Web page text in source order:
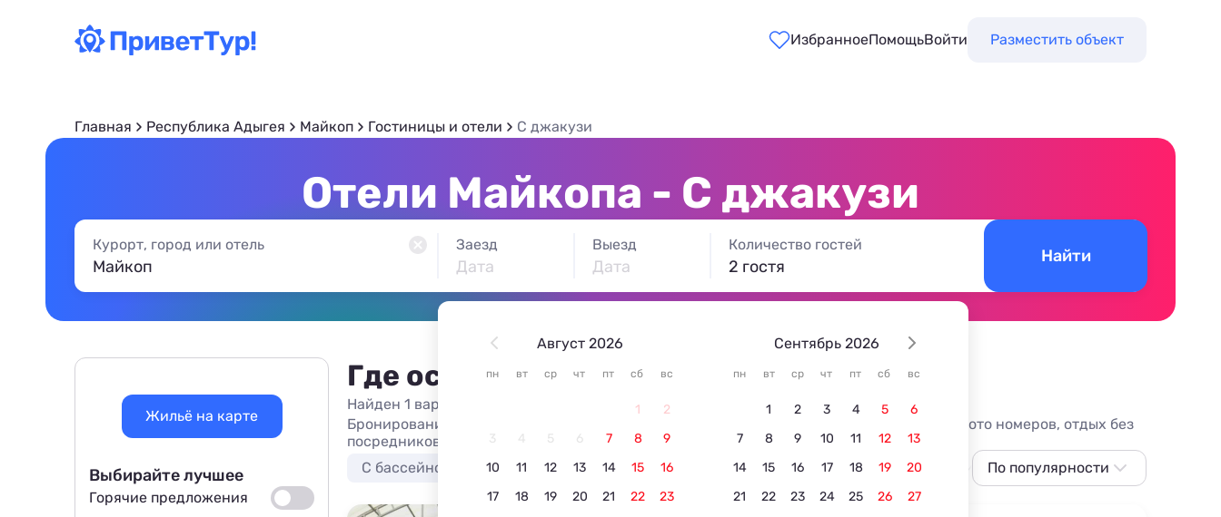
ИзбранноеПомощьВойти Разместить объект
Главная Республика Адыгея Майкоп Гостиницы и отели С джакузи
Отели Майкопа - С джакузи
Курорт, город или отель Заезд
Дата
Выезд
Дата
Август 2026
пн вт ср чт пт сб вс
1
2
3
4 5 6 7 8
9
10
11 12 13 14 15
16
17
18 19 20 21 22
23
Сентябрь 2026
пн вт ср чт пт сб вс
1 2 3 4 5
6
7
8 9 10 11 12
13
14
15 16 17 18 19
20
21
22 23 24 25 26
27
Количество гостей
2 гостя
Найти
Где остановиться в Майкопе
Найден 1 вариант жилья из 1
Бронирование отеля в Майкопе с джакузи в 2026. Гостиницы Майкопа, цены, отзывы, фото номеров, отдых без
посредников.
С бассейном
Недорого С питанием Для отдыха с детьми С домашними животными Вид на горы
По популярности
Жильё на карте
Выбирайте лучшее
Горячие предложения